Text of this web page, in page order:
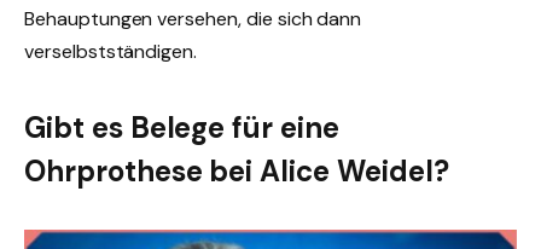
Behauptungen versehen, die sich dann
verselbstständigen.
Gibt es Belege für eine
Ohrprothese bei Alice Weidel?